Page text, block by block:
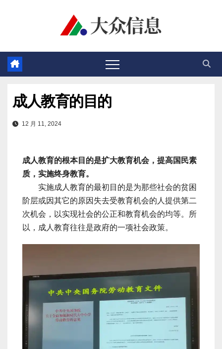
容
成人教育的目的
12 月 11, 2024
成人教育的根本目的是扩大教育机会，提高国民素
质，实施终身教育。
实施成人教育的最初目的是为那些社会的贫困
阶层或因其它的原因失去受教育机会的人提供第二
次机会，以实现社会的公正和教育机会的均等。所
以，成人教育往往是政府的一项社会政策。